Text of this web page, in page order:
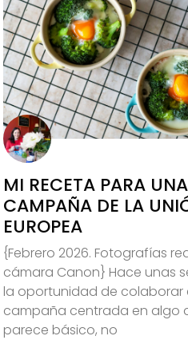
MI RECETA PARA UNA
CAMPAÑA DE LA
EUROPEA
{Febrero 2026. Fotografías
cámara Canon} Hace unas
la oportunidad de colaborar
campaña centrada en algo
parece básico, no